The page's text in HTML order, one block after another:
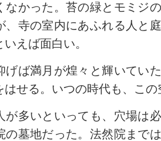
なかった。苔の緑とモミジ
、寺の室内にあふれる人と
いえば面白い。
ば満月が煌々と輝いてい
はせる。いつの時代も、こ
多いといっても、穴場は
の墓地だった。法然院まで